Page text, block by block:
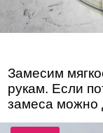
Замесим
рукам. Если
замеса можно